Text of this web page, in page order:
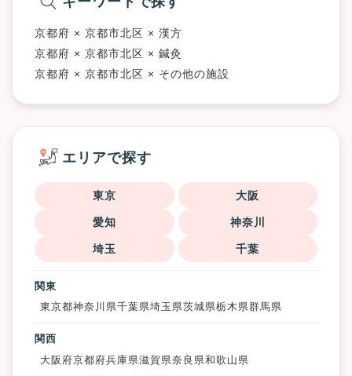
京都府 × 京都市北区 × 漢方
京都府 × 京都市北区 × 鍼灸
京都府 × 京都市北区 × その他の施設
エリアで探す
東京 大阪
愛知 神奈川
埼玉 千葉
関東
東京都神奈川県千葉県埼玉県茨城県栃木県群馬県
関西
大阪府京都府兵庫県滋賀県奈良県和歌山県